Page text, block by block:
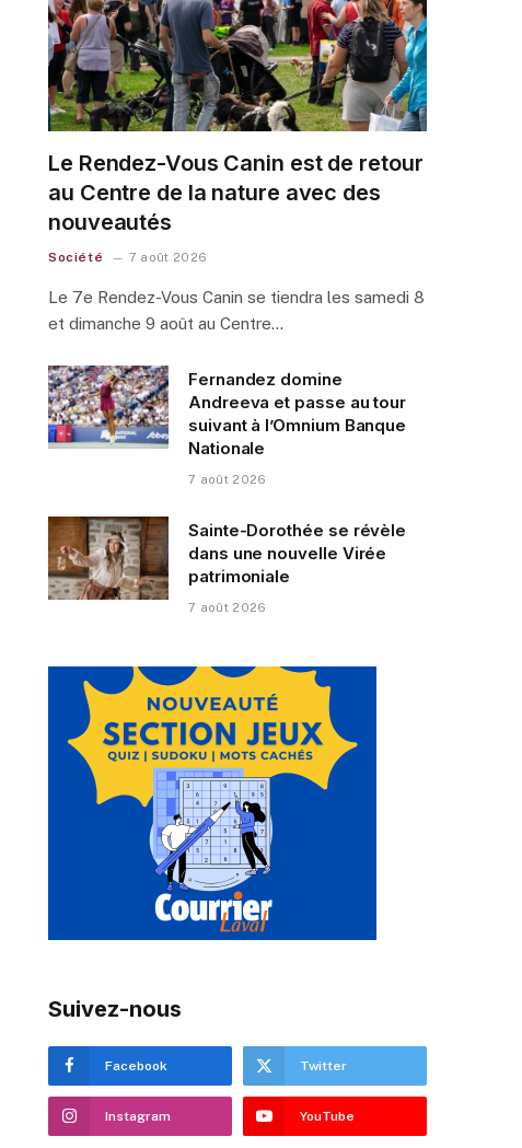
Le Rendez-Vous Canin est de retour
au Centre de la nature avec des
nouveautés
Société 7 août 2026
Le 7e Rendez-Vous Canin se tiendra les samedi 8
et dimanche 9 août au Centre…
Fernandez domine
Andreeva et passe au tour
suivant à l’Omnium Banque
Nationale
7 août 2026
Sainte-Dorothée se révèle
dans une nouvelle Virée
patrimoniale
7 août 2026
Suivez-nous
Facebook Twitter
Instagram YouTube